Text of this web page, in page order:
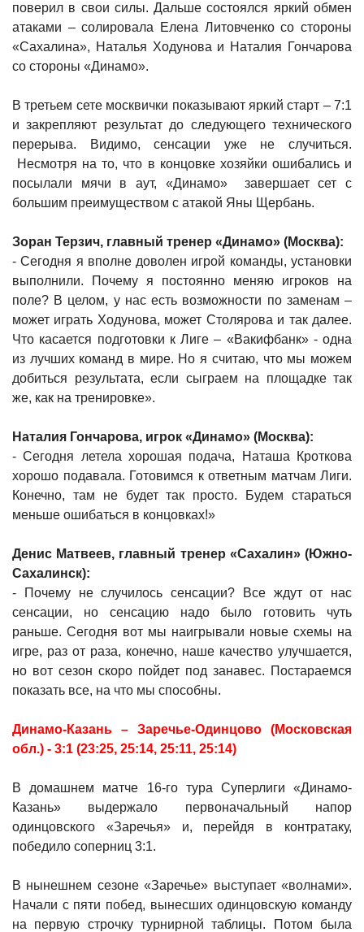
поверил в свои силы. Дальше состоялся яркий обмен
атаками – солировала Елена Литовченко со стороны
«Сахалина», Наталья Ходунова и Наталия Гончарова
со стороны «Динамо».
В третьем сете москвички показывают яркий старт – 7:1
и закрепляют результат до следующего технического
перерыва. Видимо, сенсации уже не случиться.
Несмотря на то, что в концовке хозяйки ошибались и
посылали мячи в аут, «Динамо» завершает сет с
большим преимуществом с атакой Яны Щербань.
Зоран Терзич, главный тренер «Динамо» (Москва):
- Сегодня я вполне доволен игрой команды, установки
выполнили. Почему я постоянно меняю игроков на
поле? В целом, у нас есть возможности по заменам –
может играть Ходунова, может Столярова и так далее.
Что касается подготовки к Лиге – «Вакифбанк» - одна
из лучших команд в мире. Но я считаю, что мы можем
добиться результата, если сыграем на площадке так
же, как на тренировке».
Наталия Гончарова, игрок «Динамо» (Москва):
- Сегодня летела хорошая подача, Наташа Кроткова
хорошо подавала. Готовимся к ответным матчам Лиги.
Конечно, там не будет так просто. Будем стараться
меньше ошибаться в концовках!»
Денис Матвеев, главный тренер «Сахалин» (Южно-
Сахалинск):
- Почему не случилось сенсации? Все ждут от нас
сенсации, но сенсацию надо было готовить чуть
раньше. Сегодня вот мы наигрывали новые схемы на
игре, раз от раза, конечно, наше качество улучшается,
но вот сезон скоро пойдет под занавес. Постараемся
показать все, на что мы способны.
Динамо-Казань – Заречье-Одинцово (Московская
обл.) - 3:1 (23:25, 25:14, 25:11, 25:14)
В домашнем матче 16-го тура Суперлиги «Динамо-
Казань» выдержало первоначальный напор
одинцовского «Заречья» и, перейдя в контратаку,
победило соперниц 3:1.
В нынешнем сезоне «Заречье» выступает «волнами».
Начали с пяти побед, вынесших одинцовскую команду
на первую строчку турнирной таблицы. Потом была